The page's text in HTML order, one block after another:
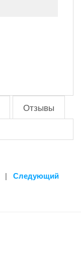
Отзывы
| Следующий